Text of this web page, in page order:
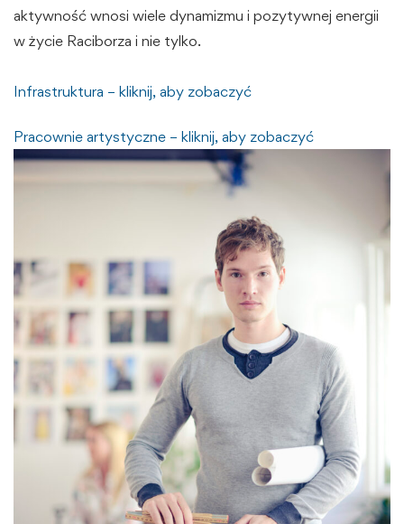
aktywność wnosi wiele dynamizmu i pozytywnej energii
w życie Raciborza i nie tylko.
Infrastruktura – kliknij, aby zobaczyć
Pracownie artystyczne – kliknij, aby zobaczyć